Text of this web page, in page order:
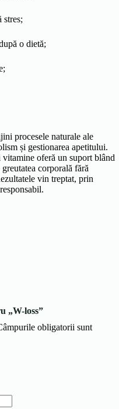
stres;
o dietă;
procesele naturale ale
și gestionarea apetitului.
vitamine oferă un suport blând
corporală fără
vin treptat, prin
„W-loss”
obligatorii sunt